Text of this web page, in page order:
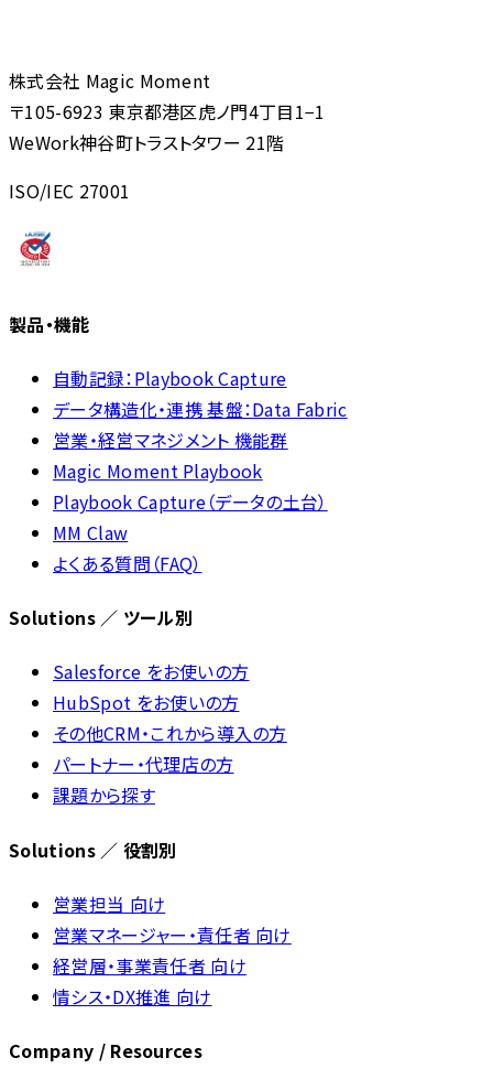
株式会社 Magic Moment
〒105-6923 東京都港区虎ノ門4丁目1−1
WeWork神谷町トラストタワー 21階
ISO/IEC 27001
製品・機能
自動記録：Playbook Capture
データ構造化・連携 基盤：Data Fabric
営業・経営マネジメント 機能群
Magic Moment Playbook
Playbook Capture（データの土台）
MM Claw
よくある質問（FAQ）
Solutions ／ ツール別
Salesforce をお使いの方
HubSpot をお使いの方
その他CRM・これから導入の方
パートナー・代理店の方
課題から探す
Solutions ／ 役割別
営業担当 向け
営業マネージャー・責任者 向け
経営層・事業責任者 向け
情シス・DX推進 向け
Company / Resources